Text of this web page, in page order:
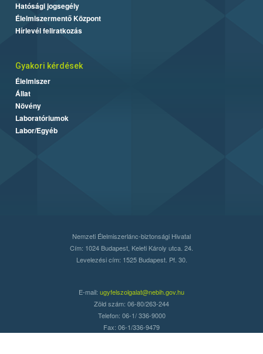
Hatósági jogsegély
Élelmiszermentő Központ
Hírlevél feliratkozás
Gyakori kérdések
Élelmiszer
Állat
Növény
Laboratóriumok
Labor/Egyéb
Nemzeti Élelmiszerlánc-biztonsági Hivatal
Cím: 1024 Budapest, Keleti Károly utca. 24.
Levelezési cím: 1525 Budapest. Pf. 30.
E-mail: ugyfelszolgalat@nebih.gov.hu
Zöld szám: 06-80/263-244
Telefon: 06-1/ 336-9000
Fax: 06-1/336-9479